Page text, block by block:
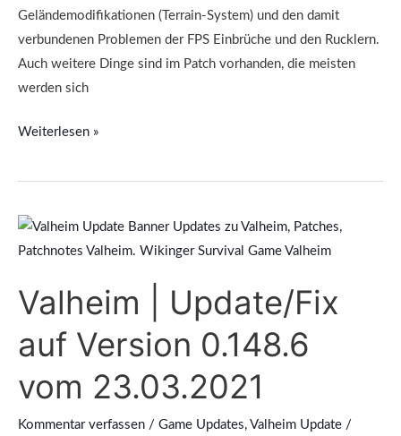
Geländemodifikationen (Terrain-System) und den damit
verbundenen Problemen der FPS Einbrüche und den Rucklern.
Auch weitere Dinge sind im Patch vorhanden, die meisten
werden sich
Weiterlesen »
Valheim | Update/Fix
auf Version 0.148.6
vom 23.03.2021
Kommentar verfassen / Game Updates, Valheim Update /
Valheim
|
auf
0.148.6
23.03.2021